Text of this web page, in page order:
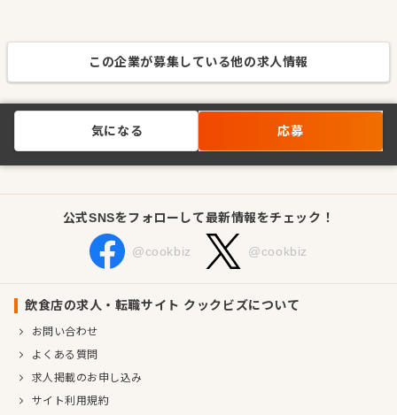
この企業が募集している他の求人情報
気になる 応募
公式SNSをフォローして最新情報をチェック！
@cookbiz @cookbiz
飲食店の求人・転職サイト クックビズについて
お問い合わせ
よくある質問
求人掲載のお申し込み
サイト利用規約